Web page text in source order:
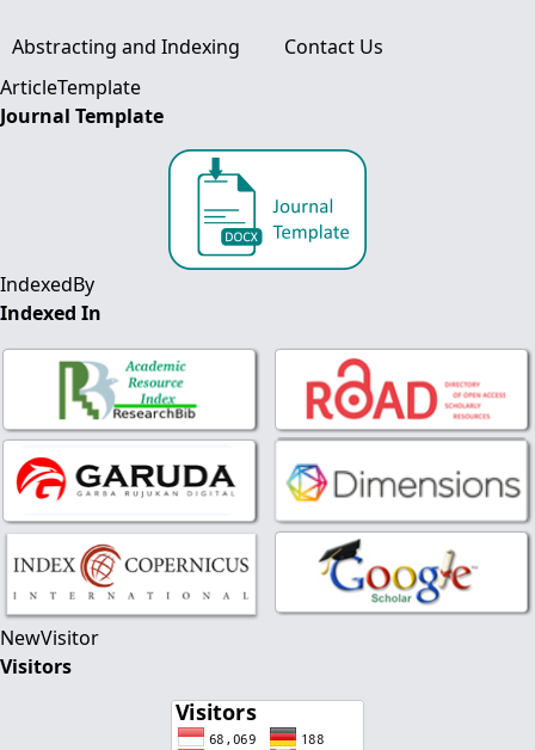
Abstracting and Indexing
Contact Us
ArticleTemplate
Journal Template
IndexedBy
Indexed In
NewVisitor
Visitors